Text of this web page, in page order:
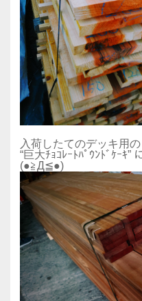
入荷したてのデッキ用の
“巨大ﾁｮｺﾚｰﾄﾊﾟｳﾝﾄﾞｹｰｷ”
(●≧Д≦●)